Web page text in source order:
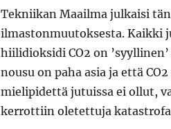
Tekniikan Maailma julkaisi
ilmastonmuutoksesta. Kaikki
hiilidioksidi CO2 on
nousu on paha asia ja että
mielipidettä jutuissa ei ollut,
kerrottiin oletettuja